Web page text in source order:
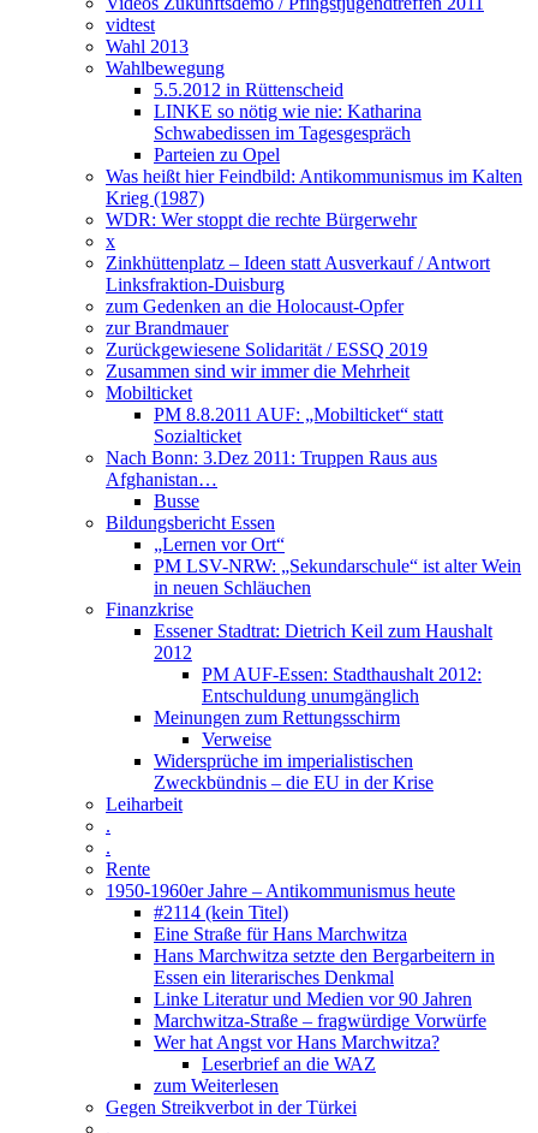
vidtest
Wahl 2013
Wahlbewegung
5.5.2012 in Rüttenscheid
LINKE so nötig wie nie: Katharina
Schwabedissen im Tagesgespräch
Parteien zu Opel
Was heißt hier Feindbild: Antikommunismus im Kalten
Krieg (1987)
WDR: Wer stoppt die rechte Bürgerwehr
x
Zinkhüttenplatz – Ideen statt Ausverkauf / Antwort
Linksfraktion-Duisburg
zum Gedenken an die Holocaust-Opfer
zur Brandmauer
Zurückgewiesene Solidarität / ESSQ 2019
Zusammen sind wir immer die Mehrheit
Mobilticket
PM 8.8.2011 AUF: „Mobilticket“ statt
Sozialticket
Nach Bonn: 3.Dez 2011: Truppen Raus aus
Afghanistan…
Busse
Bildungsbericht Essen
„Lernen vor Ort“
PM LSV-NRW: „Sekundarschule“ ist alter Wein
in neuen Schläuchen
Finanzkrise
Essener Stadtrat: Dietrich Keil zum Haushalt
2012
PM AUF-Essen: Stadthaushalt 2012:
Entschuldung unumgänglich
Meinungen zum Rettungsschirm
Verweise
Widersprüche im imperialistischen
Zweckbündnis – die EU in der Krise
Leiharbeit
.
.
Rente
1950-1960er Jahre – Antikommunismus heute
#2114 (kein Titel)
Eine Straße für Hans Marchwitza
Hans Marchwitza setzte den Bergarbeitern in
Essen ein literarisches Denkmal
Linke Literatur und Medien vor 90 Jahren
Marchwitza-Straße – fragwürdige Vorwürfe
Wer hat Angst vor Hans Marchwitza?
Leserbrief an die WAZ
zum Weiterlesen
Gegen Streikverbot in der Türkei
.